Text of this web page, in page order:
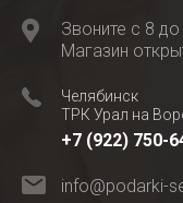
Звоните с 8 до
Магазин
Челябинск
ТРК Урал на
+7 (922) 750-
info@podarki-